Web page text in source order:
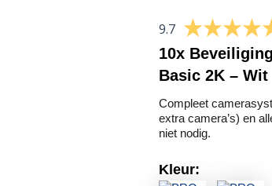
9.7
10x
Basic 2K – Wit
Compleet
extra camera’s) en
niet nodig.
Kleur: